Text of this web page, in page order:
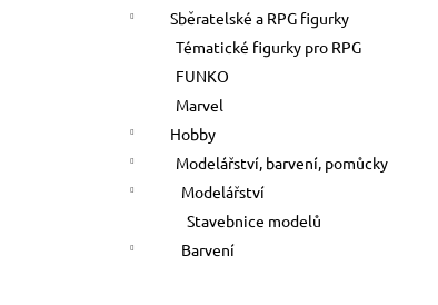
Sběratelské a RPG figurky
Tématické figurky pro RPG
FUNKO
Marvel
Hobby
Modelářství, barvení, pomůcky
Modelářství
Stavebnice modelů
Barvení